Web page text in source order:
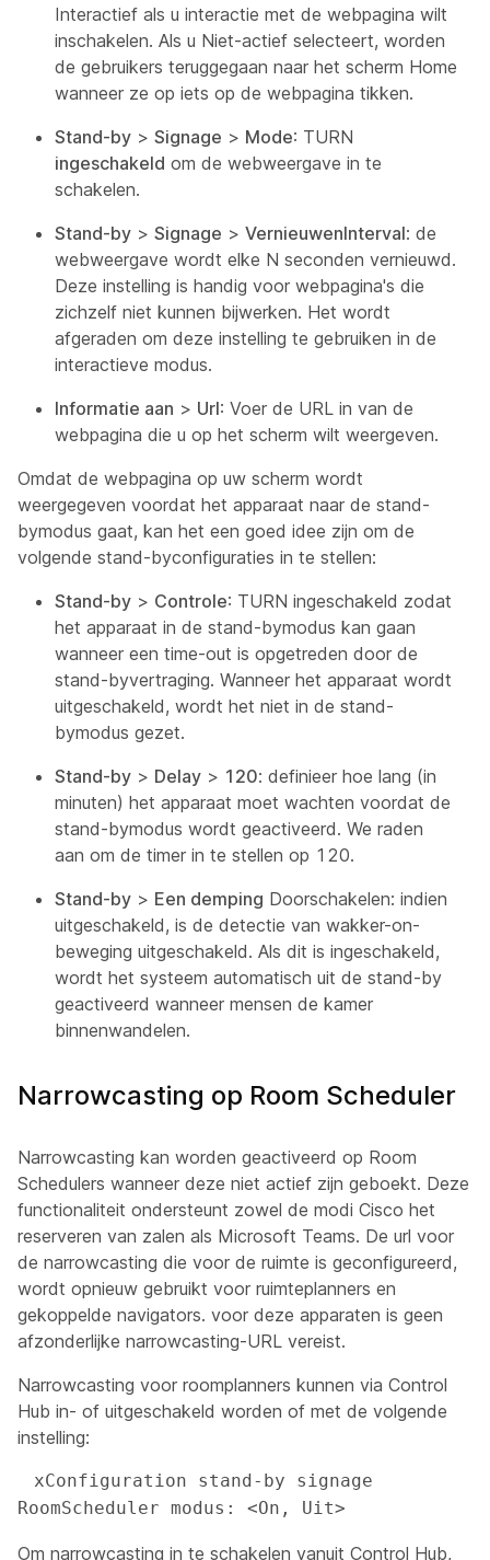
Interactief als u interactie met de webpagina wilt
inschakelen. Als u Niet-actief selecteert, worden
de gebruikers teruggegaan naar het scherm Home
wanneer ze op iets op de webpagina tikken.
Stand-by > Signage > Mode: TURN
ingeschakeld om de webweergave in te
schakelen.
Stand-by > Signage > VernieuwenInterval: de
webweergave wordt elke N seconden vernieuwd.
Deze instelling is handig voor webpagina's die
zichzelf niet kunnen bijwerken. Het wordt
afgeraden om deze instelling te gebruiken in de
interactieve modus.
Informatie aan > Url: Voer de URL in van de
webpagina die u op het scherm wilt weergeven.
Omdat de webpagina op uw scherm wordt
weergegeven voordat het apparaat naar de stand-
bymodus gaat, kan het een goed idee zijn om de
volgende stand-byconfiguraties in te stellen:
Stand-by > Controle: TURN ingeschakeld zodat
het apparaat in de stand-bymodus kan gaan
wanneer een time-out is opgetreden door de
stand-byvertraging. Wanneer het apparaat wordt
uitgeschakeld, wordt het niet in de stand-
bymodus gezet.
Stand-by > Delay > 120: definieer hoe lang (in
minuten) het apparaat moet wachten voordat de
stand-bymodus wordt geactiveerd. We raden
aan om de timer in te stellen op 120.
Stand-by > Een demping Doorschakelen: indien
uitgeschakeld, is de detectie van wakker-on-
beweging uitgeschakeld. Als dit is ingeschakeld,
wordt het systeem automatisch uit de stand-by
geactiveerd wanneer mensen de kamer
binnenwandelen.
Narrowcasting op Room Scheduler
Narrowcasting kan worden geactiveerd op Room
Schedulers wanneer deze niet actief zijn geboekt. Deze
functionaliteit ondersteunt zowel de modi Cisco het
reserveren van zalen als Microsoft Teams. De url voor
de narrowcasting die voor de ruimte is geconfigureerd,
wordt opnieuw gebruikt voor ruimteplanners en
gekoppelde navigators. voor deze apparaten is geen
afzonderlijke narrowcasting-URL vereist.
Narrowcasting voor roomplanners kunnen via Control
Hub in- of uitgeschakeld worden of met de volgende
instelling:
RoomScheduler modus: <On, Uit>
Om narrowcasting in te schakelen vanuit Control Hub,